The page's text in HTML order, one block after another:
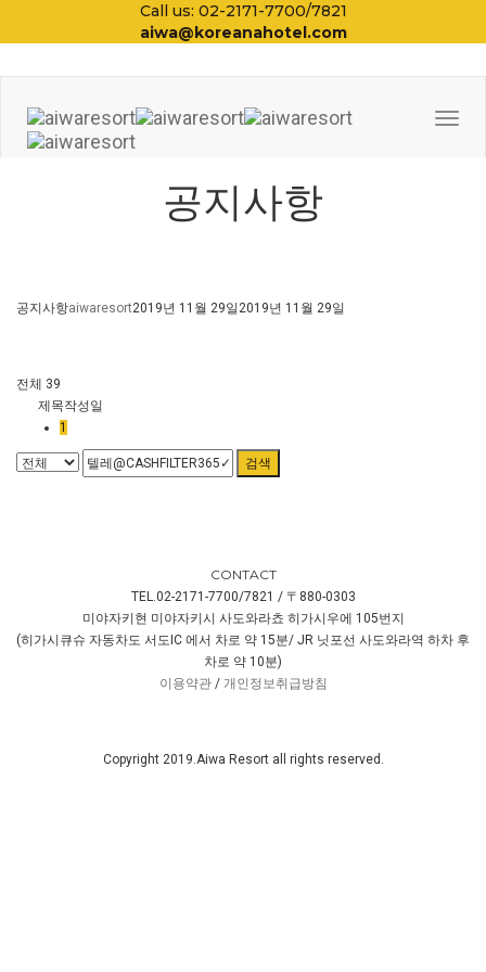
Call us: 02-2171-7700/7821
aiwa@koreanahotel.com
공지사항
공지사항aiwaresort2019년 11월 29일2019년 11월 29일
전체 39
제목작성일
1
검색
CONTACT
TEL.02-2171-7700/7821 / 〒880-0303
미야자키현 미야자키시 사도와라쵸 히가시우에 105번지
(히가시큐슈 자동차도 서도IC 에서 차로 약 15분/ JR 닛포선 사도와라역 하차 후
차로 약 10분)
이용약관/ 개인정보취급방침
Copyright 2019.Aiwa Resort all rights reserved.